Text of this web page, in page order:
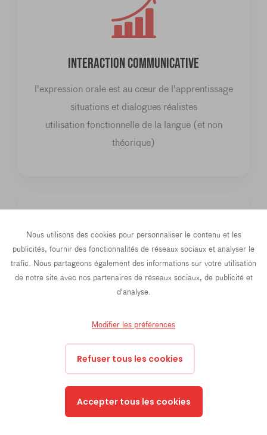
INTERACTION COMMUNICATIVE
l'expression orale est au cœur de l'apprentissage
situations et dialogues réalistes
utilisation fonctionnelle de la langue (et non
théorique)
PETITS GROUPES (3 À 8 PARTICIPANTS)
feedback immédiat
Nous utilisons des cookies pour personnaliser le contenu et les
publicités, fournir des fonctionnalités de réseaux sociaux et analyser le
trafic. Nous partageons également des informations sur votre utilisation
de notre site avec nos partenaires de réseaux sociaux, de publicité et
d'analyse.
Modifier les préférences
Refuser tous les cookies
Accepter tous les cookies